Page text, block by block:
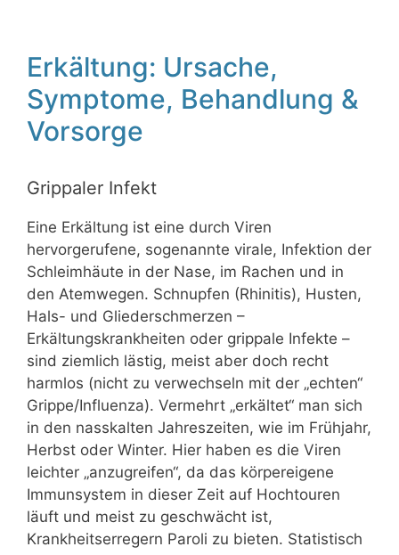
Erkältung: Ursache,
Symptome, Behandlung &
Vorsorge
Grippaler Infekt
Eine Erkältung ist eine durch Viren
hervorgerufene, sogenannte virale, Infektion der
Schleimhäute in der Nase, im Rachen und in
den Atemwegen. Schnupfen (Rhinitis), Husten,
Hals- und Gliederschmerzen –
Erkältungskrankheiten oder grippale Infekte –
sind ziemlich lästig, meist aber doch recht
harmlos (nicht zu verwechseln mit der „echten“
Grippe/Influenza). Vermehrt „erkältet“ man sich
in den nasskalten Jahreszeiten, wie im Frühjahr,
Herbst oder Winter. Hier haben es die Viren
leichter „anzugreifen“, da das körpereigene
Immunsystem in dieser Zeit auf Hochtouren
läuft und meist zu geschwächt ist,
Krankheitserregern Paroli zu bieten. Statistisch